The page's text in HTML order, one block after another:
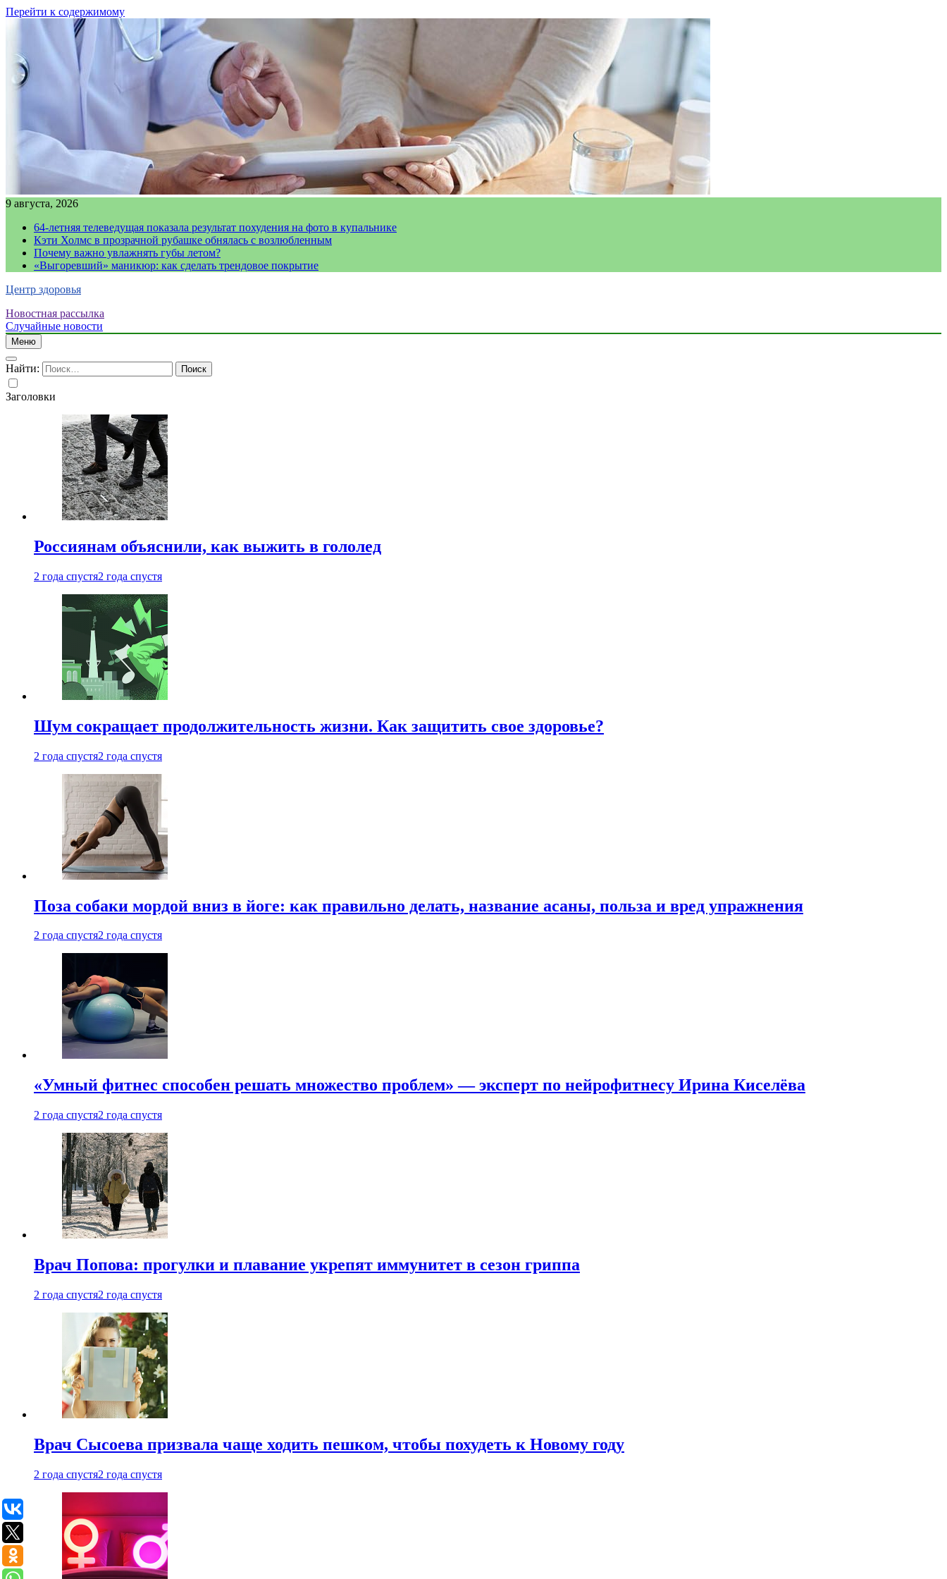
Перейти к содержимому
9 августа, 2026
64-летняя телеведущая показала результат похудения на фото в купальнике
Кэти Холмс в прозрачной рубашке обнялась с возлюбленным
Почему важно увлажнять губы летом?
«Выгоревший» маникюр: как сделать трендовое покрытие
Центр здоровья
Новостная рассылка
Случайные новости
Меню
Найти:
Заголовки
Россиянам объяснили, как выжить в гололед
2 года спустя2 года спустя
Шум сокращает продолжительность жизни. Как защитить свое здоровье?
2 года спустя2 года спустя
Поза собаки мордой вниз в йоге: как правильно делать, название асаны, польза и вред упражнения
2 года спустя2 года спустя
«Умный фитнес способен решать множество проблем» — эксперт по нейрофитнесу Ирина Киселёва
2 года спустя2 года спустя
Врач Попова: прогулки и плавание укрепят иммунитет в сезон гриппа
2 года спустя2 года спустя
Врач Сысоева призвала чаще ходить пешком, чтобы похудеть к Новому году
2 года спустя2 года спустя